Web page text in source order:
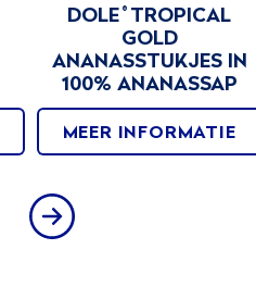
DOLE ®TROPICAL
GOLD
ANANASSTUKJES IN
100% ANANASSAP
MEER INFORMATIE